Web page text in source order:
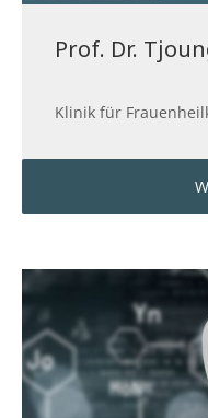
Prof. Dr.
Klinik für